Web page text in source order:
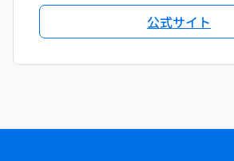
公式サイト